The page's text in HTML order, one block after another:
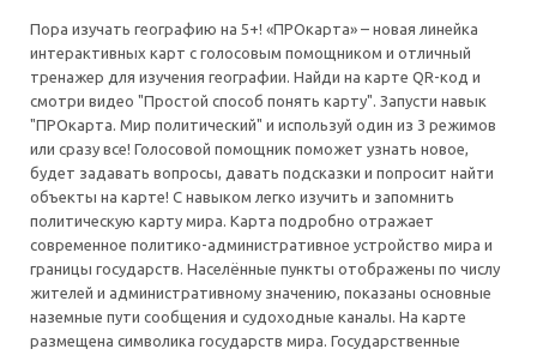
Пора изучать географию на 5+! «ПРОкарта» – новая линейка
интерактивных карт с голосовым помощником и отличный
тренажер для изучения географии. Найди на карте QR-код и
смотри видео "Простой способ понять карту". Запусти навык
"ПРОкарта. Мир политический" и используй один из 3 режимов
или сразу все! Голосовой помощник поможет узнать новое,
будет задавать вопросы, давать подсказки и попросит найти
объекты на карте! С навыком легко изучить и запомнить
политическую карту мира. Карта подробно отражает
современное политико-административное устройство мира и
границы государств. Населённые пункты отображены по числу
жителей и административному значению, показаны основные
наземные пути сообщения и судоходные каналы. На карте
размещена символика государств мира. Государственные